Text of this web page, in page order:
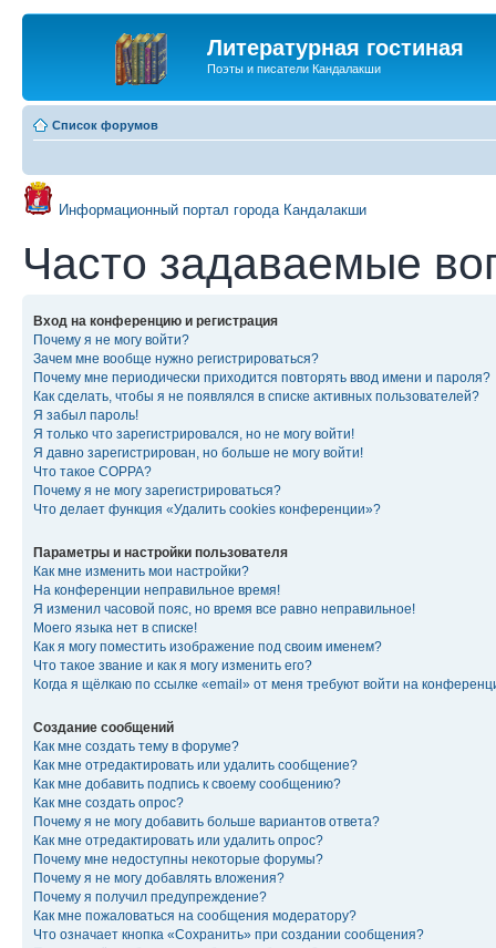
Литературная гостиная
Поэты и писатели Кандалакши
Список форумов
Информационный портал города Кандалакши
Часто задаваемые
Вход на конференцию и регистрация
Почему я не могу войти?
Зачем мне вообще нужно регистрироваться?
Почему мне периодически приходится повторять ввод имени и пароля?
Как сделать, чтобы я не появлялся в списке активных пользователей?
Я забыл пароль!
Я только что зарегистрировался, но не могу войти!
Я давно зарегистрирован, но больше не могу войти!
Что такое COPPA?
Почему я не могу зарегистрироваться?
Что делает функция «Удалить cookies конференции»?
Параметры и настройки пользователя
Как мне изменить мои настройки?
На конференции неправильное время!
Я изменил часовой пояс, но время все равно неправильное!
Моего языка нет в списке!
Как я могу поместить изображение под своим именем?
Что такое звание и как я могу изменить его?
Когда я щёлкаю по ссылке «email» от меня требуют войти на
Создание сообщений
Как мне создать тему в форуме?
Как мне отредактировать или удалить сообщение?
Как мне добавить подпись к своему сообщению?
Как мне создать опрос?
Почему я не могу добавить больше вариантов ответа?
Как мне отредактировать или удалить опрос?
Почему мне недоступны некоторые форумы?
Почему я не могу добавлять вложения?
Почему я получил предупреждение?
Как мне пожаловаться на сообщения модератору?
Что означает кнопка «Сохранить» при создании сообщения?